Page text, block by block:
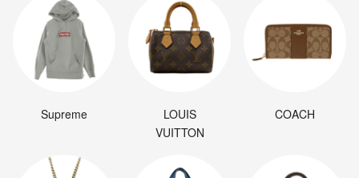
Supreme
LOUIS
VUITTON
COACH